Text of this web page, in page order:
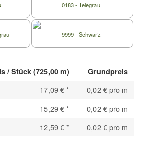
0183 - Telegrau
9999 - Schwarz
/ Stück (725,00 m) Grundpreis
17,09 €*
0,02 € pro m
15,29 €*
0,02 € pro m
12,59 €* 0,02 € pro m